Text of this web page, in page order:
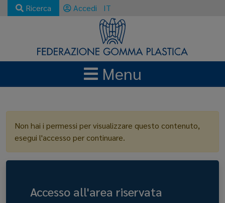
Ricerca Accedi IT
Menu
Non hai i permessi per visualizzare questo contenuto,
esegui l'accesso per continuare.
Accesso all'area riservata